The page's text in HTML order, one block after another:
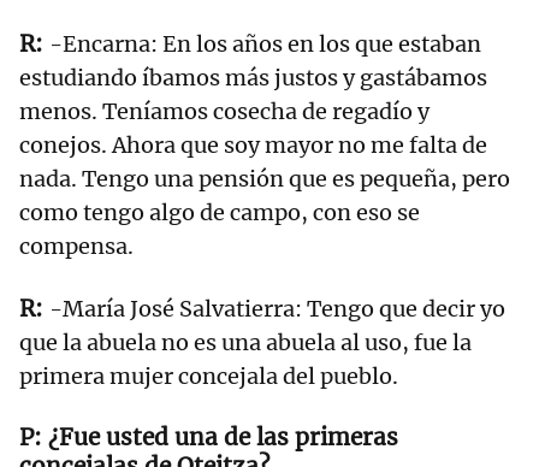
-Encarna: En los años en los que estaban
estudiando íbamos más justos y gastábamos
menos. Teníamos cosecha de regadío y
conejos. Ahora que soy mayor no me falta de
nada. Tengo una pensión que es pequeña, pero
como tengo algo de campo, con eso se
compensa.
-María José Salvatierra: Tengo que decir yo
que la abuela no es una abuela al uso, fue la
primera mujer concejala del pueblo.
¿Fue usted una de las primeras